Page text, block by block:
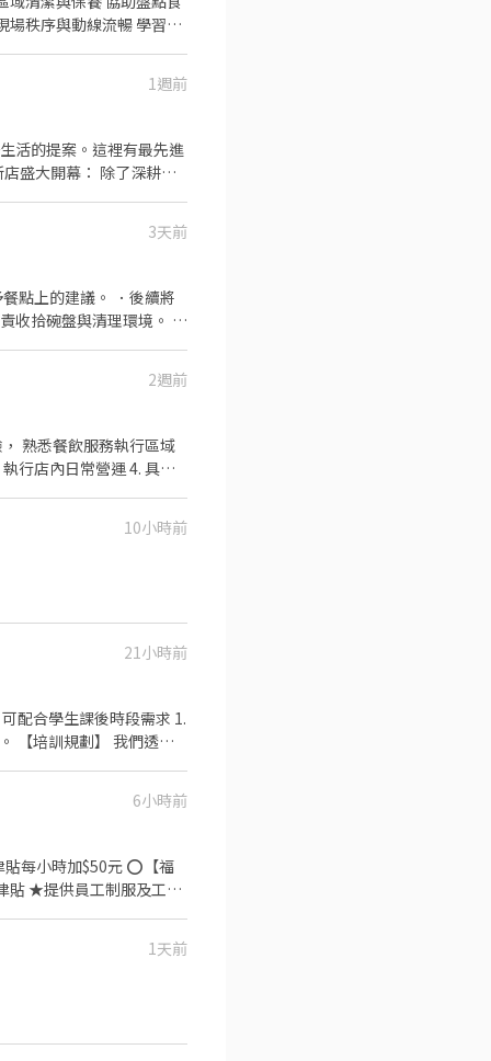
1週前
、免費年度健康檢查（我
3天前
點上的建議。 ．後續將
收拾碗盤與清理環境。 ．
2週前
行店內日常營運 4. 具外
練（需有抗壓性，會嚴格
10小時前
21小時前
度員工健檢(不含新進人
6小時前
每小時加$50元 ⭕【福
貼 ★提供員工制服及工作
團。 我們堅持使用安全及
1天前